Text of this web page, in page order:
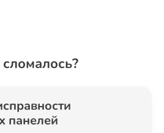
панелей
панелей